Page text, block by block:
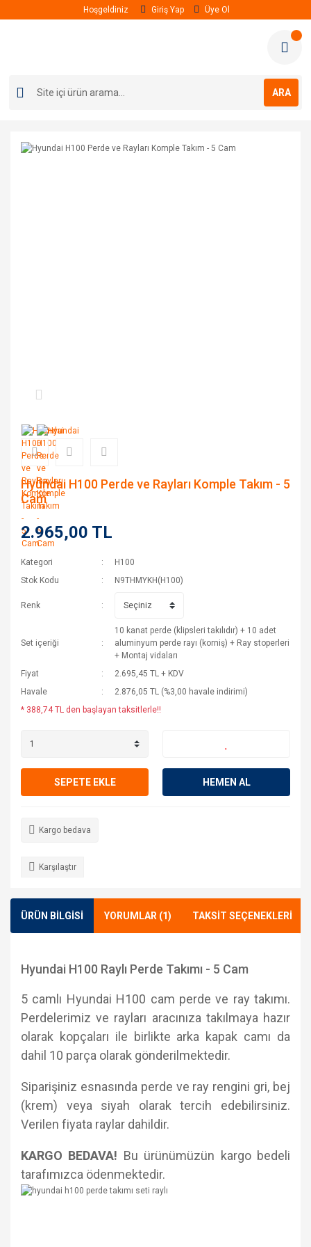
Hoşgeldiniz Giriş Yap Üye Ol
ARA
Hyundai H100 Perde ve Rayları Komple Takım - 5
Cam
2.965,00 TL
Kategori
H100
Stok Kodu
N9THMYKH(H100)
Renk
Set içeriği
10 kanat perde (klipsleri takılıdır) + 10 adet
aluminyum perde rayı (korniş) + Ray stoperleri
+ Montaj vidaları
Fiyat
2.695,45 TL + KDV
Havale
2.876,05 TL (%3,00 havale indirimi)
* 388,74 TL den başlayan taksitlerle!!
SEPETE EKLE HEMEN AL
Kargo bedava
Karşılaştır
ÜRÜN BİLGİSİ YORUMLAR (1) TAKSİT SEÇENEKLERİ
Hyundai H100 Raylı Perde Takımı - 5 Cam
5 camlı Hyundai H100 cam perde ve ray takımı.
Perdelerimiz ve rayları aracınıza takılmaya hazır
olarak kopçaları ile birlikte arka kapak camı da
dahil 10 parça olarak gönderilmektedir.
Siparişiniz esnasında perde ve ray rengini gri, bej
(krem) veya siyah olarak tercih edebilirsiniz.
Verilen fiyata raylar dahildir.
KARGO BEDAVA! Bu ürünümüzün kargo bedeli
tarafımızca ödenmektedir.